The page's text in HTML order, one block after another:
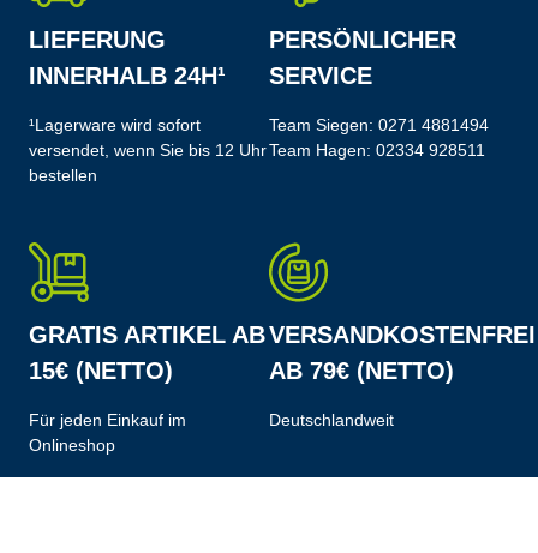
LIEFERUNG
INNERHALB 24H¹
¹Lagerware wird sofort
versendet, wenn Sie bis 12 Uhr
bestellen
PERSÖNLICHER
SERVICE
Team Siegen: 0271 4881494
Team Hagen: 02334 928511
GRATIS ARTIKEL AB
15€ (NETTO)
Für jeden Einkauf im
Onlineshop
VERSANDKOSTENFREI
AB 79€ (NETTO)
Deutschlandweit